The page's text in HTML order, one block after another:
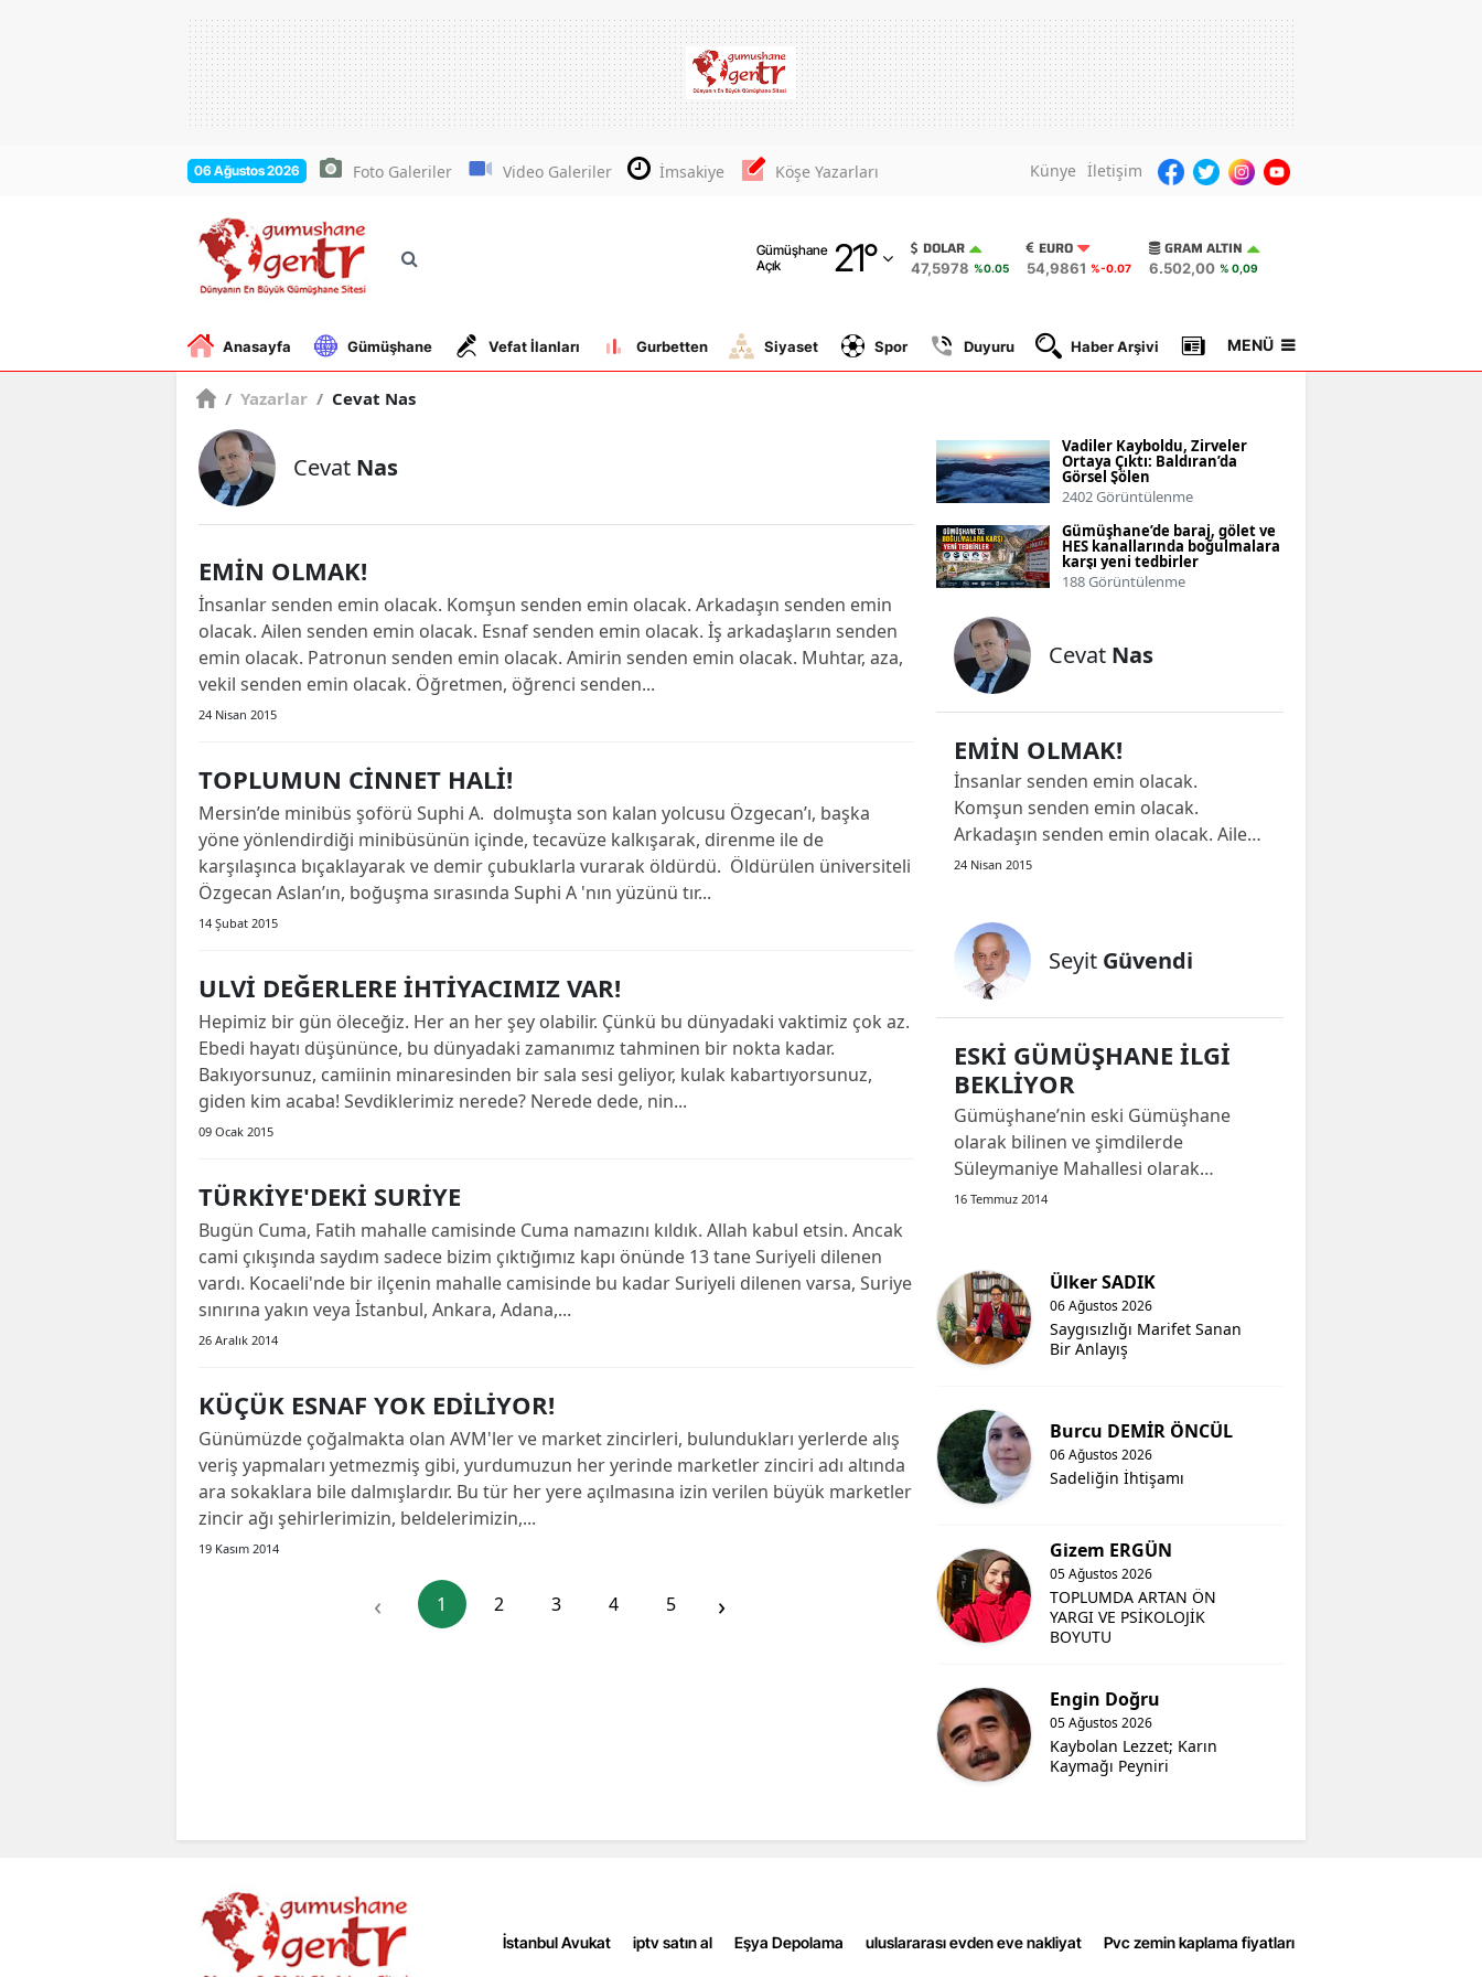
06 Ağustos 2026 Foto Galeriler Video Galeriler İmsakiye Köşe Yazarları Künye İletişim
Gümüşhane
Açık
21°
Adana
Adıyaman
Amasya
Antalya
Bitlis
Bolu
Çankırı
Çorum
Edirne
Elazığ
Gaziantep
Giresun
Isparta
DOLAR
47,5978 %0.05
EURO
54,9861 %-0.07
GRAM ALTIN
6.502,00 % 0,09
Anasayfa Gümüşhane Vefat İlanları Gurbetten Siyaset Spor Duyuru Haber Arşivi Gazete Manşetleri
MENÜ
/ Yazarlar / Cevat Nas
Cevat Nas
EMİN OLMAK!
İnsanlar senden emin olacak. Komşun senden emin olacak. Arkadaşın senden emin
olacak. Ailen senden emin olacak. Esnaf senden emin olacak. İş arkadaşların senden
emin olacak. Patronun senden emin olacak. Amirin senden emin olacak. Muhtar, aza,
vekil senden emin olacak. Öğretmen, öğrenci senden...
24 Nisan 2015
TOPLUMUN CİNNET HALİ!
Mersin’de minibüs şoförü Suphi A. dolmuşta son kalan yolcusu Özgecan’ı, başka
yöne yönlendirdiği minibüsünün içinde, tecavüze kalkışarak, direnme ile de
karşılaşınca bıçaklayarak ve demir çubuklarla vurarak öldürdü. Öldürülen üniversiteli
Özgecan Aslan’ın, boğuşma sırasında Suphi A 'nın yüzünü tır...
14 Şubat 2015
ULVİ DEĞERLERE İHTİYACIMIZ VAR!
Hepimiz bir gün öleceğiz. Her an her şey olabilir. Çünkü bu dünyadaki vaktimiz çok az.
Ebedi hayatı düşününce, bu dünyadaki zamanımız tahminen bir nokta kadar.
Bakıyorsunuz, camiinin minaresinden bir sala sesi geliyor, kulak kabartıyorsunuz,
giden kim acaba! Sevdiklerimiz nerede? Nerede dede, nin...
09 Ocak 2015
TÜRKİYE'DEKİ SURİYE
Bugün Cuma, Fatih mahalle camisinde Cuma namazını kıldık. Allah kabul etsin. Ancak
cami çıkışında saydım sadece bizim çıktığımız kapı önünde 13 tane Suriyeli dilenen
vardı. Kocaeli'nde bir ilçenin mahalle camisinde bu kadar Suriyeli dilenen varsa, Suriye
sınırına yakın veya İstanbul, Ankara, Adana,...
26 Aralık 2014
KÜÇÜK ESNAF YOK EDİLİYOR!
Günümüzde çoğalmakta olan AVM'ler ve market zincirleri, bulundukları yerlerde alış
veriş yapmaları yetmezmiş gibi, yurdumuzun her yerinde marketler zinciri adı altında
ara sokaklara bile dalmışlardır. Bu tür her yere açılmasına izin verilen büyük marketler
zincir ağı şehirlerimizin, beldelerimizin,...
19 Kasım 2014
‹ 1 2 3 4 5 ›
Vadiler Kayboldu, Zirveler
Ortaya Çıktı: Baldıran’da
Görsel Şölen
2402 Görüntülenme
Gümüşhane’de baraj, gölet ve
HES kanallarında boğulmalara
karşı yeni tedbirler
188 Görüntülenme
Cevat Nas
EMİN OLMAK!
İnsanlar senden emin olacak.
Komşun senden emin olacak.
Arkadaşın senden emin olacak. Ailen
senden emin olacak. Esnaf senden
olacak. Amirin senden emin olacak.
Muhtar, aza, vekil senden emin
olacak. Öğretmen, öğrenci senden...
24 Nisan 2015
Seyit Güvendi
ESKİ GÜMÜŞHANE İLGİ
BEKLİYOR
Gümüşhane’nin eski Gümüşhane
olarak bilinen ve şimdilerde
Süleymaniye Mahallesi olarak
adlandırılan yerleşim yeri harabe bir
İmamı İken Eski Gümüşhane’nin
Süleymaniye Camiine atanan Fatih
Sarı’yı ziyaretimiz sırasında ilgimizi
çeken d...
16 Temmuz 2014
Ülker SADIK
06 Ağustos 2026
Saygısızlığı Marifet Sanan
Bir Anlayış
Burcu DEMİR ÖNCÜL
06 Ağustos 2026
Sadeliğin İhtişamı
Gizem ERGÜN
05 Ağustos 2026
TOPLUMDA ARTAN ÖN
YARGI VE PSİKOLOJİK
BOYUTU
Engin Doğru
05 Ağustos 2026
Kaybolan Lezzet; Karın
Kaymağı Peyniri
İstanbul Avukat iptv satın al Eşya Depolama uluslararası evden eve nakliyat Pvc zemin kaplama fiyatları